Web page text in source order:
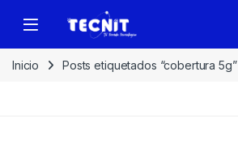
Inicio Posts etiquetados “cobertura 5g”